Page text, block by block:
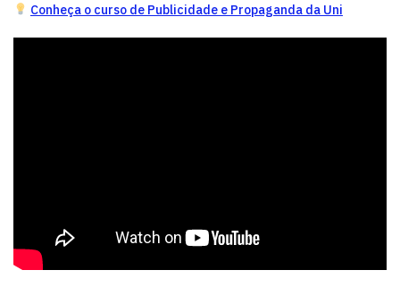
Conheça o curso de Publicidade e Propaganda da Uni